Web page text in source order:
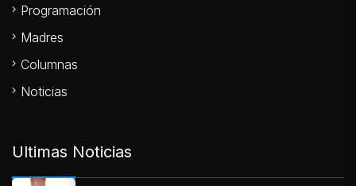
Programación
Madres
Columnas
Noticias
Ultimas Noticias